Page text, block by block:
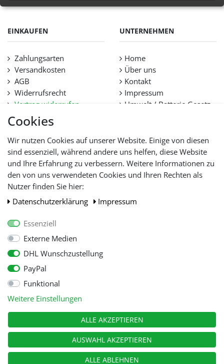
Cookies
Wir nutzen Cookies auf unserer Website. Einige von diesen
sind essenziell, während andere uns helfen, diese Website
und Ihre Erfahrung zu verbessern. Weitere Informationen zu
den von uns verwendeten Cookies und Ihren Rechten als
Nutzer finden Sie hier:
Daten­schutz­erklärung
Impressum
Essenziell
Externe Medien
DHL Wunschzustellung
PayPal
Funktional
Weitere Einstellungen
ALLE AKZEPTIEREN
AUSWAHL AKZEPTIEREN
ALLE ABLEHNEN
EINKAUFEN
Zahlungsarten
Versandkosten
AGB
Widerrufsrecht
Vertrag widerrufen
Datenschutz
Hilfe
Lieferfristen und
Lieferbeschränkung
UNTERNEHMEN
Home
Über uns
Kontakt
Impressum
Umwelt / Batterie Gesetz
WIR AKZEPTIEREN
© Copyright 2026 Tooltraders GmbH. Alle Rechte vorbehalten